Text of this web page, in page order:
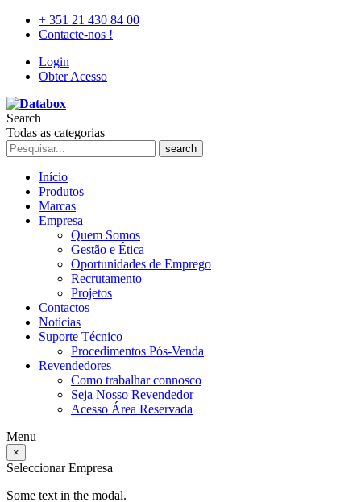
+ 351 21 430 84 00
Contacte-nos !
Login
Obter Acesso
Search
Todas as categorias
search
Início
Produtos
Marcas
Empresa
Quem Somos
Gestão e Ética
Oportunidades de Emprego
Recrutamento
Projetos
Contactos
Notícias
Suporte Técnico
Procedimentos Pós-Venda
Revendedores
Como trabalhar connosco
Seja Nosso Revendedor
Acesso Área Reservada
Menu
×
Seleccionar Empresa
Some text in the modal.